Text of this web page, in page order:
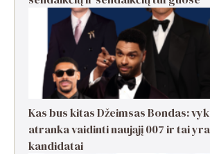
Kas bus kitas Džeimsas Bondas:
atranka vaidinti naująjį 007 ir tai
kandidatai